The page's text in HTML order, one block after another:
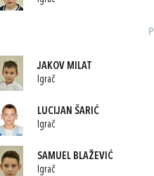
JAKOV MILAT
Igrač
LUCIJAN ŠARIĆ
Igrač
SAMUEL BLAŽEVIĆ
Igrač